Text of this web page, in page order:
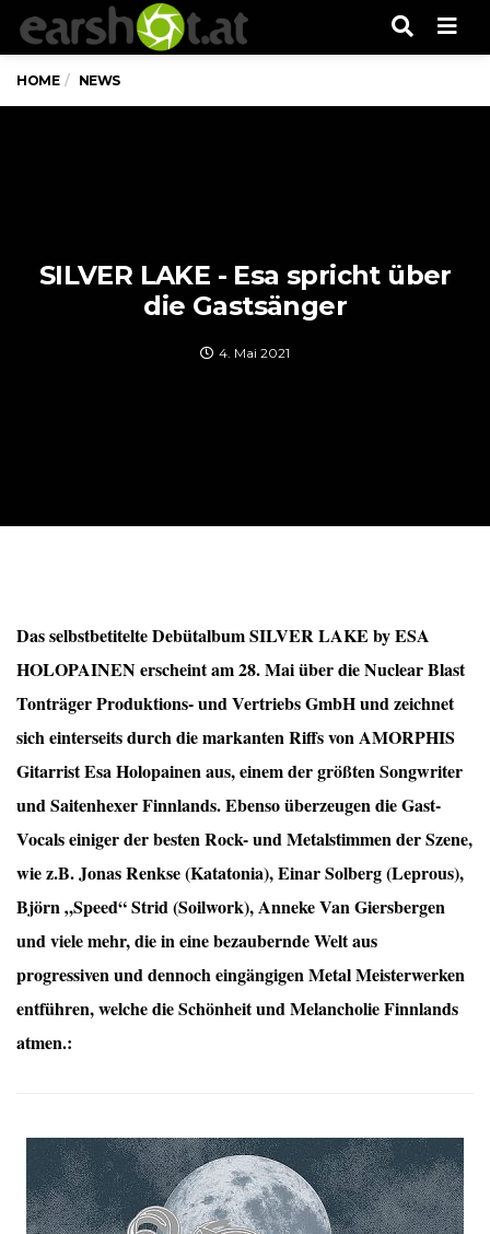
HOME NEWS
SILVER LAKE - Esa spricht über
die Gastsänger
4. Mai 2021
Das selbstbetitelte Debütalbum SILVER LAKE by ESA
HOLOPAINEN erscheint am 28. Mai über die Nuclear Blast
Tonträger Produktions- und Vertriebs GmbH und zeichnet
sich einterseits durch die markanten Riffs von AMORPHIS
Gitarrist Esa Holopainen aus, einem der größten Songwriter
und Saitenhexer Finnlands. Ebenso überzeugen die Gast-
Vocals einiger der besten Rock- und Metalstimmen der Szene,
wie z.B. Jonas Renkse (Katatonia), Einar Solberg (Leprous),
Björn „Speed“ Strid (Soilwork), Anneke Van Giersbergen
und viele mehr, die in eine bezaubernde Welt aus
progressiven und dennoch eingängigen Metal Meisterwerken
entführen, welche die Schönheit und Melancholie Finnlands
atmen.: